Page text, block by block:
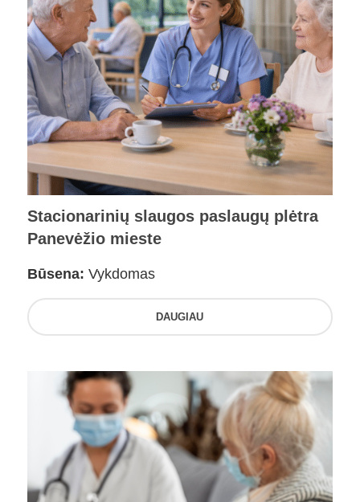
Stacionarinių slaugos paslaugų plėtra
Panevėžio mieste
Būsena: Vykdomas
DAUGIAU